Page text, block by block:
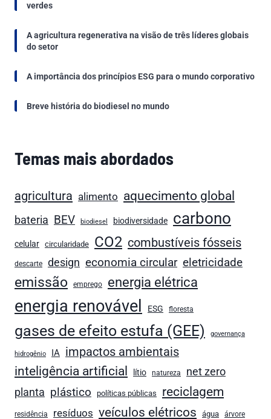
verdes
A agricultura regenerativa na visão de três líderes globais
do setor
A importância dos princípios ESG para o mundo corporativo
Breve história do biodiesel no mundo
Temas mais abordados
agricultura alimento aquecimento global
bateria BEV biodiesel biodiversidade carbono
celular circularidade CO2 combustíveis fósseis
descarte design economia circular eletricidade
emissão emprego energia elétrica
energia renovável ESG floresta
gases de efeito estufa (GEE) governança
hidrogênio IA impactos ambientais
inteligência artificial lítio natureza
net zero
planta plástico políticas públicas reciclagem
residência resíduos veículos elétricos água árvore